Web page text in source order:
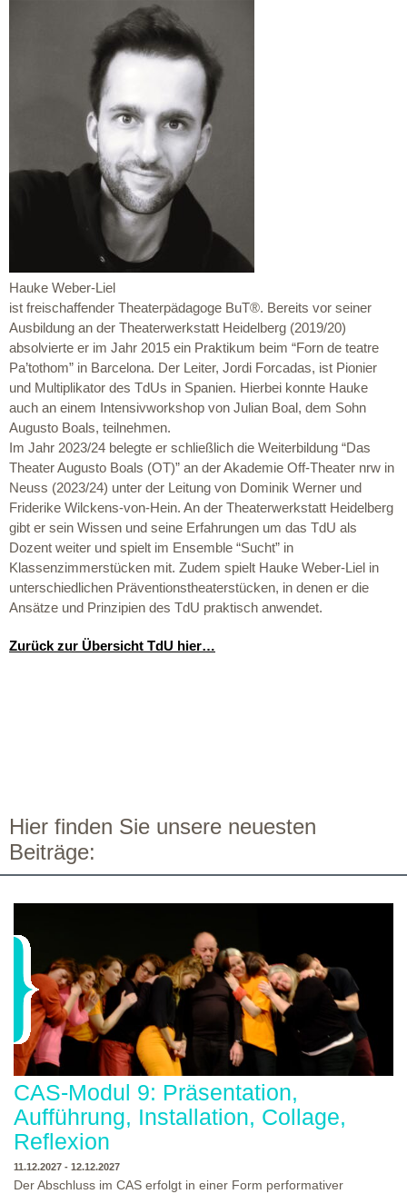
Hauke Weber-Liel
ist freischaffender Theaterpädagoge BuT®. Bereits vor seiner
Ausbildung an der Theaterwerkstatt Heidelberg (2019/20)
absolvierte er im Jahr 2015 ein Praktikum beim “Forn de teatre
Pa’tothom” in Barcelona. Der Leiter, Jordi Forcadas, ist Pionier
und Multiplikator des TdUs in Spanien. Hierbei konnte Hauke
auch an einem Intensivworkshop von Julian Boal, dem Sohn
Augusto Boals, teilnehmen.
Im Jahr 2023/24 belegte er schließlich die Weiterbildung “Das
Theater Augusto Boals (OT)” an der Akademie Off-Theater nrw in
Neuss (2023/24) unter der Leitung von Dominik Werner und
Friderike Wilckens-von-Hein. An der Theaterwerkstatt Heidelberg
gibt er sein Wissen und seine Erfahrungen um das TdU als
Dozent weiter und spielt im Ensemble “Sucht” in
Klassenzimmerstücken mit. Zudem spielt Hauke Weber-Liel in
unterschiedlichen Präventionstheaterstücken, in denen er die
Ansätze und Prinzipien des TdU praktisch anwendet.
Zurück zur Übersicht TdU hier…
Hier finden Sie unsere neuesten
Beiträge:
CAS-Modul 9: Präsentation,
Aufführung, Installation, Collage,
Reflexion
11.12.2027 - 12.12.2027
Der Abschluss im CAS erfolgt in einer Form performativer